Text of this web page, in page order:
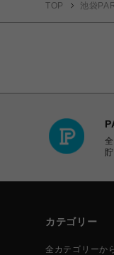
TOP 池袋
カテゴリー
全カテゴリーか